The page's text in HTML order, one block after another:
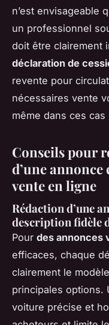
n’est envisageable
un professionnel
doit être clairement
déclaration de
revente pour
nécessaires vente
même dans ces
Conseils pour
d’une annonce
vente en ligne
Rédaction d’une
description fidèle
Pour des annonces
efficaces, chaque
clairement le
principales options.
voiture précise et